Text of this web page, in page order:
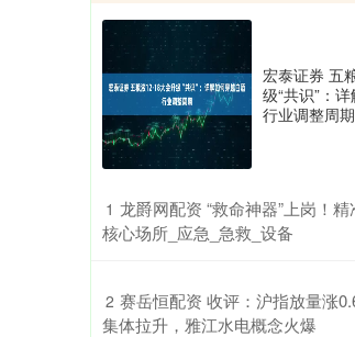
宏泰证券 五
级“共识”：
行业调整周期
1 龙爵网配资 “救命神器”上岗！
核心场所_应急_急救_设备
2 赛岳恒配资 收评：沪指放量涨
集体拉升，雅江水电概念火爆